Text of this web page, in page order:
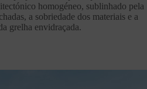
homogéneo, sublinhado pela
a sobriedade dos materiais e a
grelha envidraçada.